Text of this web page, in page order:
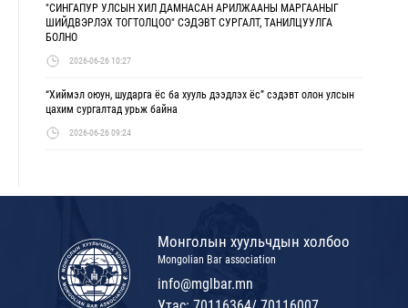
"СИНГАПУР УЛСЫН ХИЛ ДАМНАСАН АРИЛЖААНЫ МАРГААНЫГ
ШИЙДВЭРЛЭХ ТОГТОЛЦОО" СЭДЭВТ СУРГАЛТ, ТАНИЛЦУУЛГА
БОЛНО
2026-06-26 10:27
“Хиймэл оюун, шударга ёс ба хууль дээдлэх ёс” сэдэвт олон улсын
цахим сургалтад урьж байна
2026-06-26 09:24
Монголын хуульчдын холбоо
Mongolian Bar association
info@mglbar.mn